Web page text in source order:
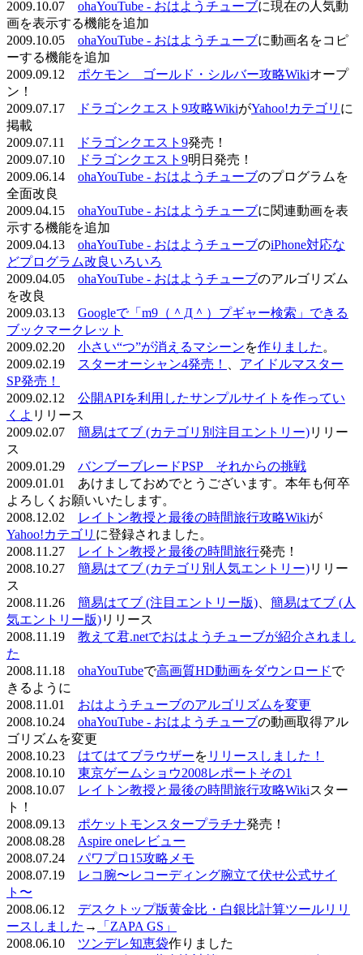
2009.10.07 ohaYouTube - おはようチューブに現在の人気動
画を表示する機能を追加
2009.10.05 ohaYouTube - おはようチューブに動画名をコピ
ーする機能を追加
2009.09.12 ポケモン ゴールド・シルバー攻略Wikiオープ
ン！
2009.07.17
ドラゴンクエスト9攻略WikiがYahoo!カテゴリ に
掲載
2009.07.11
ドラゴンクエスト9発売！
2009.07.10
ドラゴンクエスト9明日発売！
2009.06.14 ohaYouTube - おはようチューブのプログラムを
全面改良
2009.04.15 ohaYouTube - おはようチューブに関連動画を表
示する機能を追加
2009.04.13 ohaYouTube - おはようチューブのiPhone対応な
どプログラム改良いろいろ
2009.04.05 ohaYouTube - おはようチューブのアルゴリズム
を改良
2009.03.13 Googleで「m9（＾Д＾）プギャー検索」できる
ブックマークレット
2009.02.20 小さい“つ”が消えるマシーンを作りました 。
2009.02.19
スターオーシャン4発売！
アイドルマスター
SP発売！
2009.02.12 公開APIを利用したサンプルサイトを作ってい
くよ リリース
2009.02.07 簡易はてブ (カテゴリ別注目エントリー)リリー
ス
2009.01.29 バンブーブレードPSP それからの挑戦
2009.01.01 あけましておめでとうございます。本年も何卒
よろしくお願いいたします。
2008.12.02
レイトン教授と最後の時間旅行攻略Wikiが
Yahoo!カテゴリ に登録されました。
2008.11.27
レイトン教授と最後の時間旅行発売！
2008.10.27 簡易はてブ (カテゴリ別人気エントリー)リリー
ス
2008.11.26 簡易はてブ (注目エントリー版)
簡易はてブ (人
気エントリー版)リリース
2008.11.19 教えて君.netでおはようチューブが紹介されまし
た
2008.11.18 ohaYouTubeで高画質HD動画をダウンロードで
きるように
2008.11.01 おはようチューブのアルゴリズムを変更
2008.10.24 ohaYouTube - おはようチューブの動画取得アル
ゴリズムを変更
2008.10.23 はてはてブラウザーを リリースしました！
2008.10.10 東京ゲームショウ2008レポートその1
2008.10.07
レイトン教授と最後の時間旅行攻略Wikiスター
ト！
2008.09.13 ポケットモンスタープラチナ発売！
2008.08.28 Aspire oneレビュー
2008.07.24 パワプロ15攻略メモ
2008.07.19
レコ腕〜レコーディング腕立て伏せ公式サイ
ト〜
2008.06.12 デスクトップ版黄金比・白銀比計算ツールリリ
ースしました →
「ZAPA GS」
2008.06.10 ツンデレ知恵袋作りました